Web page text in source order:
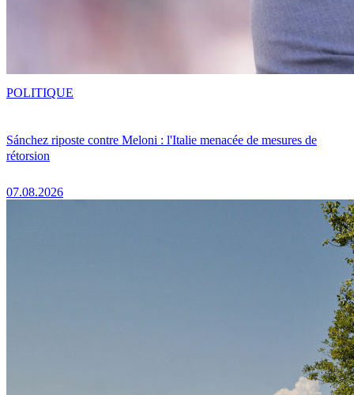
Sánchez riposte contre Meloni : l'Italie menacée de mesures de
rétorsion
07.08.2026
POLITIQUE